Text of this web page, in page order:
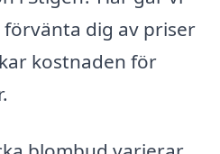
dig av priser
kostnaden för